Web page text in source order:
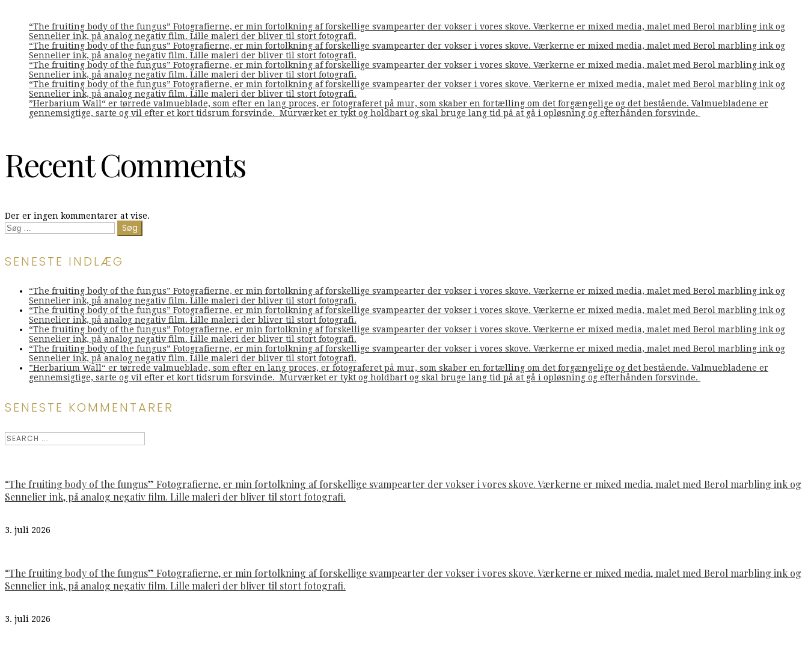
“The fruiting body of the fungus” Fotografierne, er min fortolkning af forskellige svampearter der vokser i vores skove. Værkerne er mixed media, malet med Berol marbling ink og
Sennelier ink, på analog negativ film. Lille maleri der bliver til stort fotografi.
“The fruiting body of the fungus” Fotografierne, er min fortolkning af forskellige svampearter der vokser i vores skove. Værkerne er mixed media, malet med Berol marbling ink og
Sennelier ink, på analog negativ film. Lille maleri der bliver til stort fotografi.
“The fruiting body of the fungus” Fotografierne, er min fortolkning af forskellige svampearter der vokser i vores skove. Værkerne er mixed media, malet med Berol marbling ink og
Sennelier ink, på analog negativ film. Lille maleri der bliver til stort fotografi.
“The fruiting body of the fungus” Fotografierne, er min fortolkning af forskellige svampearter der vokser i vores skove. Værkerne er mixed media, malet med Berol marbling ink og
Sennelier ink, på analog negativ film. Lille maleri der bliver til stort fotografi.
”Herbarium Wall“ er tørrede valmueblade, som efter en lang proces, er fotograferet på mur, som skaber en fortælling om det forgængelige og det bestående. Valmuebladene er
gennemsigtige, sarte og vil efter et kort tidsrum forsvinde. Murværket er tykt og holdbart og skal bruge lang tid på at gå i opløsning og efterhånden forsvinde.
Recent Comments
Der er ingen kommentarer at vise.
Søg
efter:
SENESTE INDLÆG
“The fruiting body of the fungus” Fotografierne, er min fortolkning af forskellige svampearter der vokser i vores skove. Værkerne er mixed media, malet med Berol marbling ink og
Sennelier ink, på analog negativ film. Lille maleri der bliver til stort fotografi.
“The fruiting body of the fungus” Fotografierne, er min fortolkning af forskellige svampearter der vokser i vores skove. Værkerne er mixed media, malet med Berol marbling ink og
Sennelier ink, på analog negativ film. Lille maleri der bliver til stort fotografi.
“The fruiting body of the fungus” Fotografierne, er min fortolkning af forskellige svampearter der vokser i vores skove. Værkerne er mixed media, malet med Berol marbling ink og
Sennelier ink, på analog negativ film. Lille maleri der bliver til stort fotografi.
“The fruiting body of the fungus” Fotografierne, er min fortolkning af forskellige svampearter der vokser i vores skove. Værkerne er mixed media, malet med Berol marbling ink og
Sennelier ink, på analog negativ film. Lille maleri der bliver til stort fotografi.
”Herbarium Wall“ er tørrede valmueblade, som efter en lang proces, er fotograferet på mur, som skaber en fortælling om det forgængelige og det bestående. Valmuebladene er
gennemsigtige, sarte og vil efter et kort tidsrum forsvinde. Murværket er tykt og holdbart og skal bruge lang tid på at gå i opløsning og efterhånden forsvinde.
SENESTE KOMMENTARER
“The fruiting body of the fungus” Fotografierne, er min fortolkning af forskellige svampearter der vokser i vores skove. Værkerne er mixed media, malet med Berol marbling ink og
Sennelier ink, på analog negativ film. Lille maleri der bliver til stort fotografi.
3. juli 2026
“The fruiting body of the fungus” Fotografierne, er min fortolkning af forskellige svampearter der vokser i vores skove. Værkerne er mixed media, malet med Berol marbling ink og
Sennelier ink, på analog negativ film. Lille maleri der bliver til stort fotografi.
3. juli 2026